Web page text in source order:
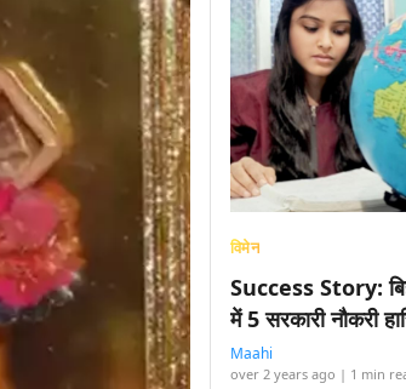
विमेन
Success Story:
में 5 सरकारी नौकरी
Maahi
over 2 years ago | 1 min